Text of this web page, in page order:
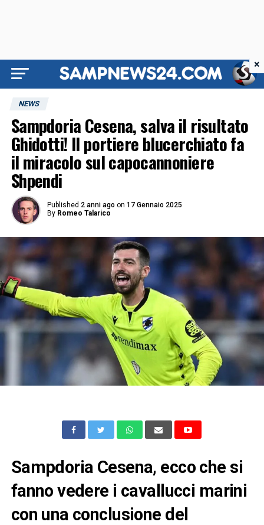
NEWS
Sampdoria Cesena, salva il risultato
Ghidotti! Il portiere blucerchiato fa
il miracolo sul capocannoniere
Shpendi
Published 2 anni ago on 17 Gennaio 2025
By Romeo Talarico
Sampdoria Cesena, ecco che si
fanno vedere i cavallucci marini
con una conclusione del
×